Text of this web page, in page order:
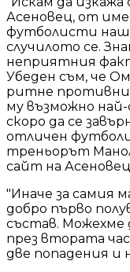
Асеновец, от
футболисти
случилото се.
неприятния
Убеден съм, че
ритне
му възможно
скоро да се
отличен
треньорът
сайт на
"Иначе за самия
добро първо
състав. Можехме
през втората
две попадения и